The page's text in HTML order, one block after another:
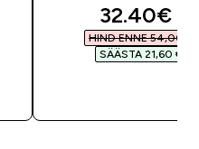
32.40€‎
HIND ENNE 54,00 €‎
SÄÄSTA 21,60 €‎